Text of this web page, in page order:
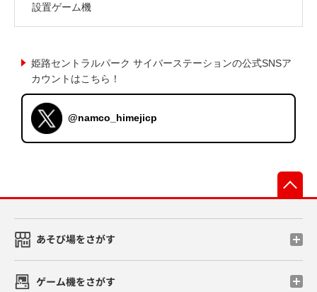
設置ゲーム機
姫路セントラルパーク サイバーステーションの公式SNSア
カウントはこちら！
@namco_himejicp
あそび場をさがす
ゲーム機をさがす